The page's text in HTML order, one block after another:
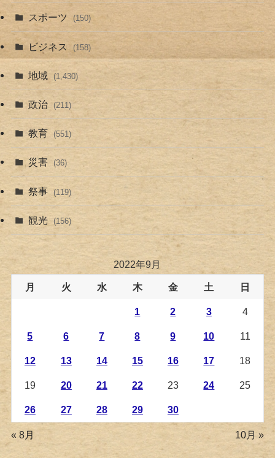
スポーツ (150)
ビジネス (158)
地域 (1,430)
政治 (211)
教育 (551)
災害 (36)
祭事 (119)
観光 (156)
2022年9月
月 火 水 木 金 土 日
1 2 3 4
5 6 7 8 9 10 11
12 13 14 15 16 17 18
19 20 21 22 23 24 25
26 27 28 29 30
« 8月 10月 »